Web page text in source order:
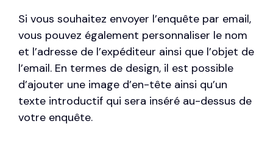
Si vous souhaitez envoyer l’enquête par email,
vous pouvez également personnaliser le nom
et l’adresse de l’expéditeur ainsi que l’objet de
l’email. En termes de design, il est possible
d’ajouter une image d’en-tête ainsi qu’un
texte introductif qui sera inséré au-dessus de
votre enquête.